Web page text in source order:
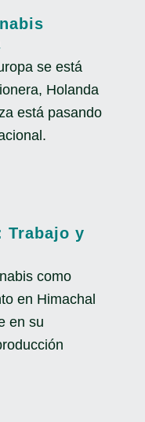
se está
Holanda
está pasando
Trabajo y
como
en Himachal
en su